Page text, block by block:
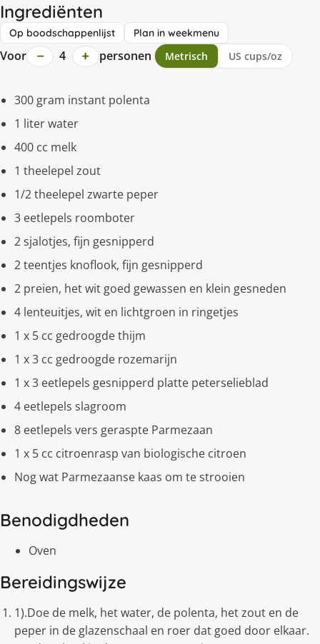
Ingrediënten
Op boodschappenlijst Plan in weekmenu
Voor − 4 + personen Metrisch US cups/oz
300 gram instant polenta
1 liter water
400 cc melk
1 theelepel zout
1/2 theelepel zwarte peper
3 eetlepels roomboter
2 sjalotjes, fijn gesnipperd
2 teentjes knoflook, fijn gesnipperd
2 preien, het wit goed gewassen en klein gesneden
4 lenteuitjes, wit en lichtgroen in ringetjes
1 x 5 cc gedroogde thijm
1 x 3 cc gedroogde rozemarijn
1 x 3 eetlepels gesnipperd platte peterselieblad
4 eetlepels slagroom
8 eetlepels vers geraspte Parmezaan
1 x 5 cc citroenrasp van biologische citroen
Nog wat Parmezaanse kaas om te strooien
Benodigdheden
Oven
Bereidingswijze
1).Doe de melk, het water, de polenta, het zout en de
peper in de glazenschaal en roer dat goed door elkaar.